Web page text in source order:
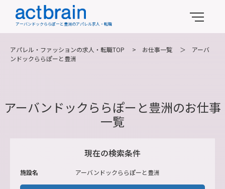
アーバンドックららぽーと豊洲のアパレル求人・転職
アパレル・ファッションの求人・転職TOP > お仕事一覧 ＞ アーバ
ンドックららぽーと豊洲
アーバンドックららぽーと豊洲のお仕事
一覧
現在の検索条件
施設名 アーバンドックららぽーと豊洲